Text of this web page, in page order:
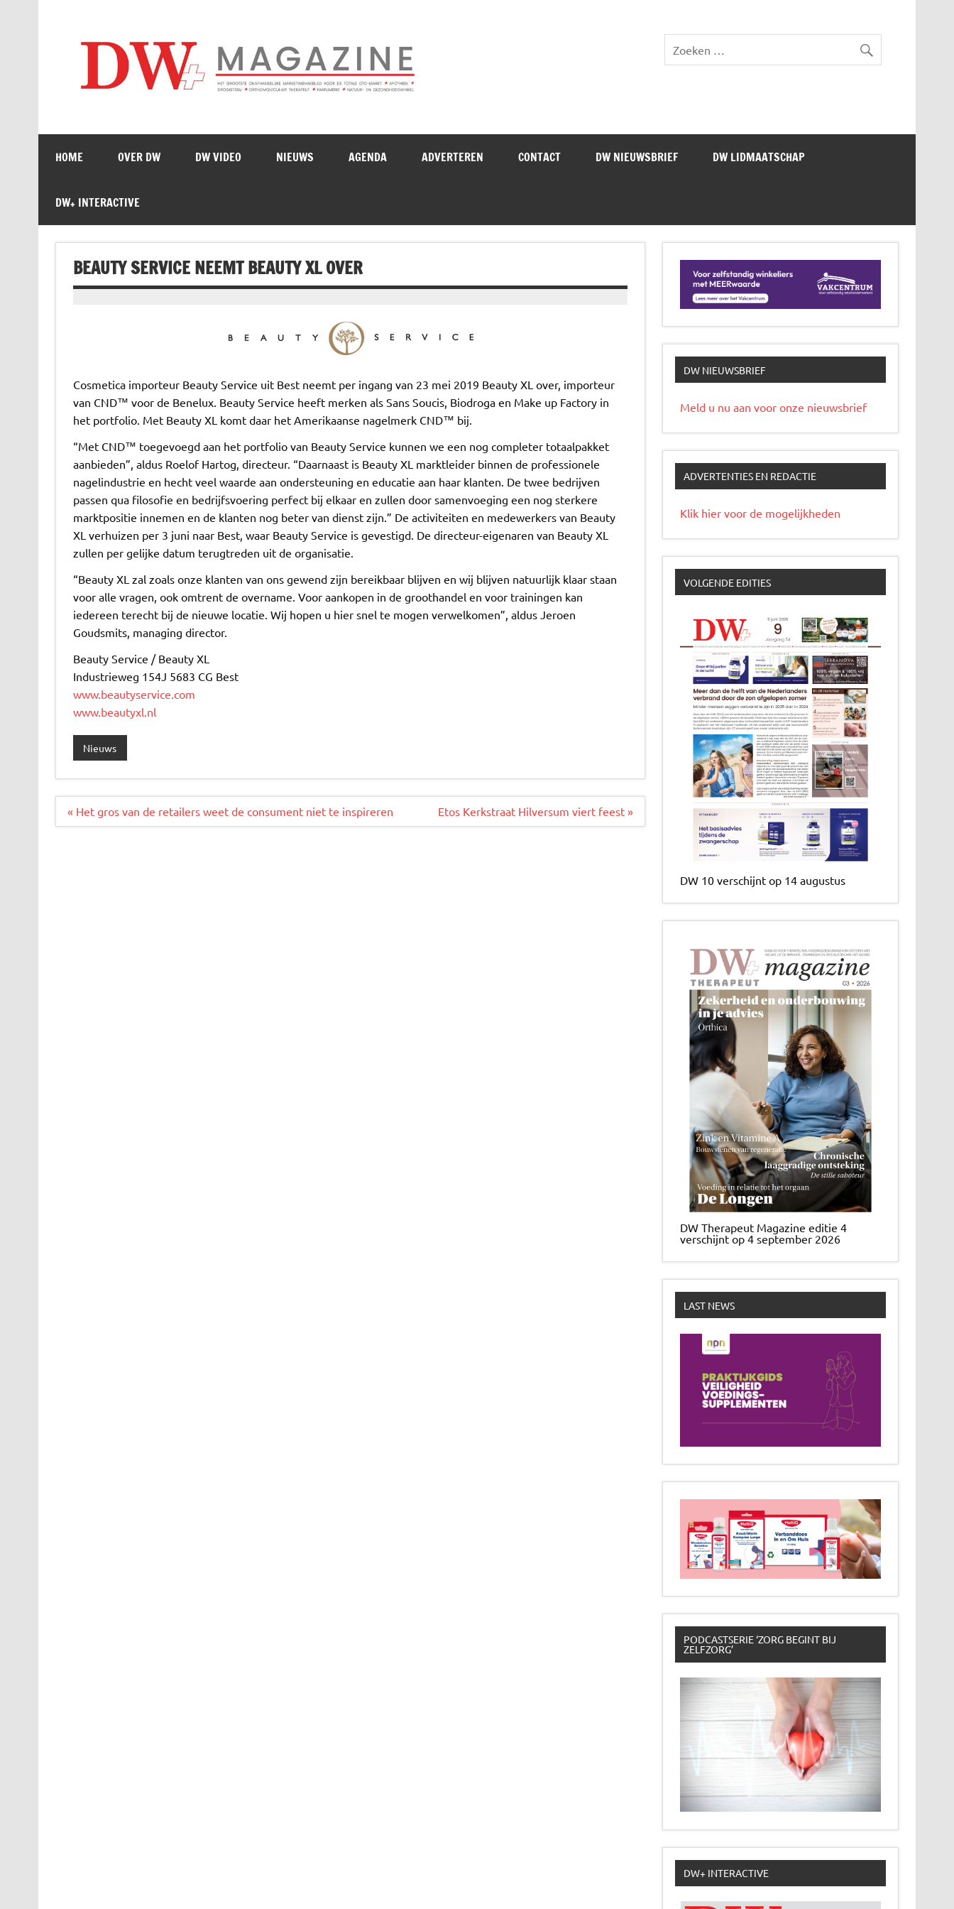
Drogistenweekblad DW Magazine
HOME OVER DW DW VIDEO NIEUWS AGENDA ADVERTEREN CONTACT DW NIEUWSBRIEF DW LIDMAATSCHAP
DW+ INTERACTIVE
BEAUTY SERVICE NEEMT BEAUTY XL OVER
Cosmetica importeur Beauty Service uit Best neemt per ingang van 23 mei 2019 Beauty XL over, importeur
van CND™ voor de Benelux. Beauty Service heeft merken als Sans Soucis, Biodroga en Make up Factory in
het portfolio. Met Beauty XL komt daar het Amerikaanse nagelmerk CND™ bij.
“Met CND™ toegevoegd aan het portfolio van Beauty Service kunnen we een nog completer totaalpakket
aanbieden”, aldus Roelof Hartog, directeur. “Daarnaast is Beauty XL marktleider binnen de professionele
nagelindustrie en hecht veel waarde aan ondersteuning en educatie aan haar klanten. De twee bedrijven
passen qua filosofie en bedrijfsvoering perfect bij elkaar en zullen door samenvoeging een nog sterkere
marktpositie innemen en de klanten nog beter van dienst zijn.” De activiteiten en medewerkers van Beauty
XL verhuizen per 3 juni naar Best, waar Beauty Service is gevestigd. De directeur-eigenaren van Beauty XL
zullen per gelijke datum terugtreden uit de organisatie.
“Beauty XL zal zoals onze klanten van ons gewend zijn bereikbaar blijven en wij blijven natuurlijk klaar staan
voor alle vragen, ook omtrent de overname. Voor aankopen in de groothandel en voor trainingen kan
iedereen terecht bij de nieuwe locatie. Wij hopen u hier snel te mogen verwelkomen”, aldus Jeroen
Goudsmits, managing director.
Beauty Service / Beauty XL
Industrieweg 154J 5683 CG Best
www.beautyservice.com
www.beautyxl.nl
Nieuws
Bericht
navigatie
« Het gros van de retailers weet de consument niet te inspireren Etos Kerkstraat Hilversum viert feest »
DW NIEUWSBRIEF
Meld u nu aan voor onze nieuwsbrief
ADVERTENTIES EN REDACTIE
Klik hier voor de mogelijkheden
VOLGENDE EDITIES
DW 10 verschijnt op 14 augustus
DW Therapeut Magazine editie 4
verschijnt op 4 september 2026
LAST NEWS
PODCASTSERIE ‘ZORG BEGINT BIJ
ZELFZORG’
DW+ INTERACTIVE